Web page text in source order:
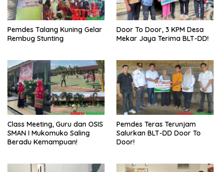
Pemdes Talang Kuning Gelar
Rembug Stunting
Door To Door, 3 KPM Desa
Mekar Jaya Terima BLT-DD!
Class Meeting, Guru dan OSIS
SMAN I Mukomuko Saling
Beradu Kemampuan!
Pemdes Teras Terunjam
Salurkan BLT-DD Door To
Door!